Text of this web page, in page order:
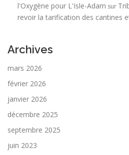
l'Oxygène pour L'Isle-Adam sur
revoir la tarification des cantines
Archives
mars 2026
février 2026
janvier 2026
décembre 2025
septembre 2025
juin 2023